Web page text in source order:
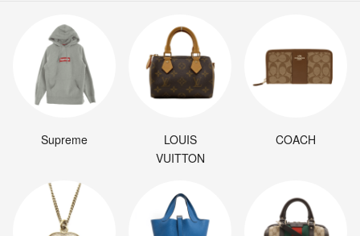
Supreme
LOUIS
VUITTON
COACH